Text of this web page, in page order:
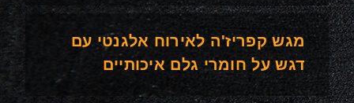
מגש קפריז'ה לאירוח אלגנטי עם
דגש על חומרי גלם איכותיים